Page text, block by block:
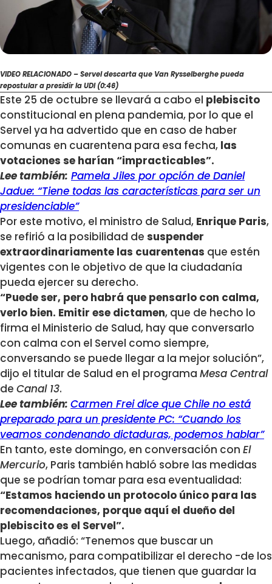
VIDEO RELACIONADO – Servel descarta que Van Rysselberghe pueda
repostular a presidir la UDI (0:46)
Este 25 de octubre se llevará a cabo el plebiscito
constitucional en plena pandemia, por lo que el
Servel ya ha advertido que en caso de haber
comunas en cuarentena para esa fecha, las
votaciones se harían “impracticables”.
Lee también: Pamela Jiles por opción de Daniel
Jadue: “Tiene todas las características para ser un
presidenciable”
Por este motivo, el ministro de Salud, Enrique Paris,
se refirió a la posibilidad de suspender
extraordinariamente las cuarentenas que estén
vigentes con le objetivo de que la ciudadanía
pueda ejercer su derecho.
“Puede ser, pero habrá que pensarlo con calma,
verlo bien. Emitir ese dictamen, que de hecho lo
firma el Ministerio de Salud, hay que conversarlo
con calma con el Servel como siempre,
conversando se puede llegar a la mejor solución”,
dijo el titular de Salud en el programa Mesa Central
de Canal 13.
Lee también: Carmen Frei dice que Chile no está
preparado para un presidente PC: “Cuando los
veamos condenando dictaduras, podemos hablar”
En tanto, este domingo, en conversación con El
Mercurio, Paris también habló sobre las medidas
que se podrían tomar para esa eventualidad:
“Estamos haciendo un protocolo único para las
recomendaciones, porque aquí el dueño del
plebiscito es el Servel”.
Luego, añadió: “Tenemos que buscar un
mecanismo, para compatibilizar el derecho -de los
pacientes infectados, que tienen que guardar la